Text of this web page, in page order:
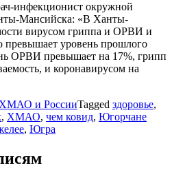
инфекционист окружной
Мансийска: «В Ханты-
вирусом гриппа и ОРВИ и
превышает уровень прошлого
ОРВИ превышает на 17%, грипп
и коронавирусом на
и РоссииTagged здоровье,
, ХМАО, чем ковид, Югорчане
, Югра